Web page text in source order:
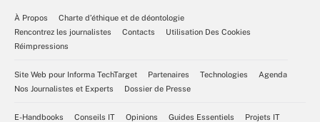
À Propos
Charte d’éthique et de déontologie
Rencontrez les journalistes
Contacts
Utilisation Des Cookies
Réimpressions
Site Web pour Informa TechTarget Partenaires Technologies
Agenda
Nos Journalistes et Experts
Dossier de Presse
E-Handbooks Conseils IT Opinions Guides Essentiels Projets IT